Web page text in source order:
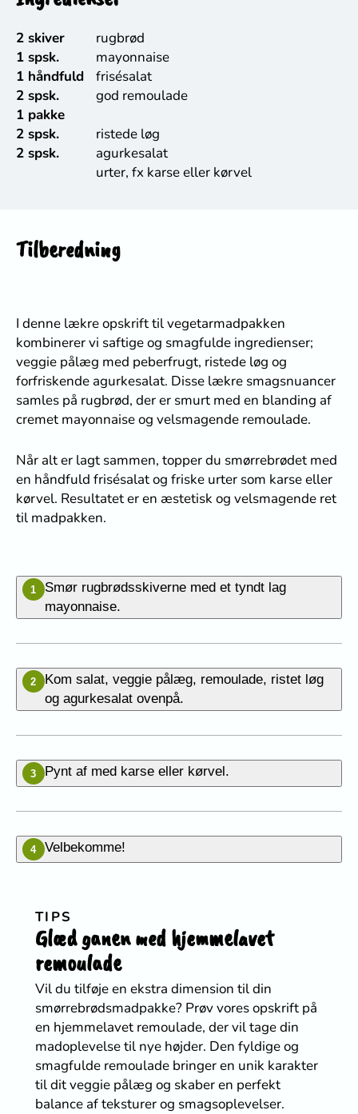
2 skiver
rugbrød
1 spsk.
mayonnaise
1 håndfuld
frisésalat
2 spsk.
god remoulade
1 pakke
2 spsk.
ristede løg
2 spsk.
agurkesalat
urter, fx karse eller kørvel
Tilberedning
I denne lækre opskrift til vegetarmadpakken
kombinerer vi saftige og smagfulde ingredienser;
veggie pålæg med peberfrugt, ristede løg og
forfriskende agurkesalat. Disse lækre smagsnuancer
samles på rugbrød, der er smurt med en blanding af
cremet mayonnaise og velsmagende remoulade.
Når alt er lagt sammen, topper du smørrebrødet med
en håndfuld frisésalat og friske urter som karse eller
kørvel. Resultatet er en æstetisk og velsmagende ret
til madpakken.
1
Smør rugbrødsskiverne med et tyndt lag
mayonnaise.
2
Kom salat, veggie pålæg, remoulade, ristet løg
og agurkesalat ovenpå.
3 Pynt af med karse eller kørvel.
4 Velbekomme!
TIPS
Glæd ganen med hjemmelavet
remoulade
Vil du tilføje en ekstra dimension til din
smørrebrødsmadpakke? Prøv vores opskrift på
en hjemmelavet remoulade, der vil tage din
madoplevelse til nye højder. Den fyldige og
smagfulde remoulade bringer en unik karakter
til dit veggie pålæg og skaber en perfekt
balance af teksturer og smagsoplevelser.